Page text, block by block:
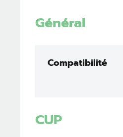
Général
Compatibilité
CUP